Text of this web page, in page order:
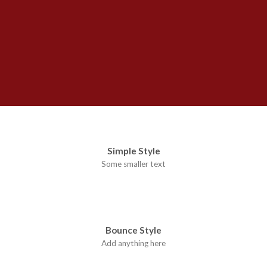
Simple Style
Some smaller text
Bounce Style
Add anything here